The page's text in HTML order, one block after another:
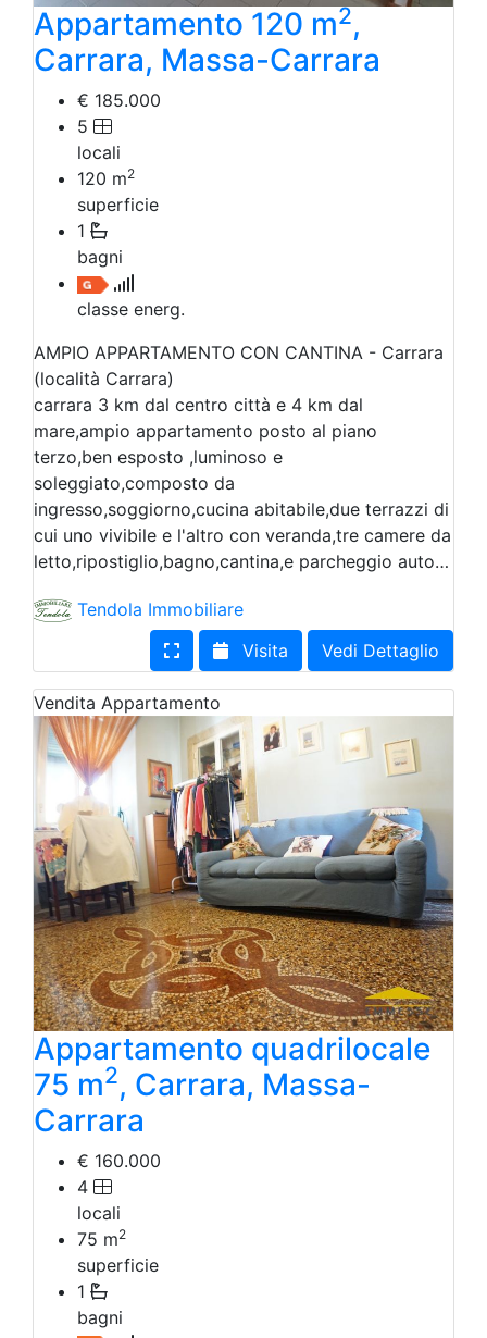
Appartamento 120 m2,
Carrara, Massa-Carrara
€ 185.000
5
locali
120 m2
superficie
1
bagni
classe energ.
AMPIO APPARTAMENTO CON CANTINA - Carrara
(località Carrara)
carrara 3 km dal centro città e 4 km dal
mare,ampio appartamento posto al piano
terzo,ben esposto ,luminoso e
soleggiato,composto da
ingresso,soggiorno,cucina abitabile,due terrazzi di
cui uno vivibile e l'altro con veranda,tre camere da
letto,ripostiglio,bagno,cantina,e parcheggio auto…
Tendola Immobiliare
Visita
Vedi Dettaglio
Vendita Appartamento
Appartamento quadrilocale
75 m2, Carrara, Massa-
Carrara
€ 160.000
4
locali
75 m2
superficie
1
bagni